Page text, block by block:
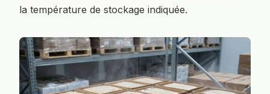
la température de stockage indiquée.